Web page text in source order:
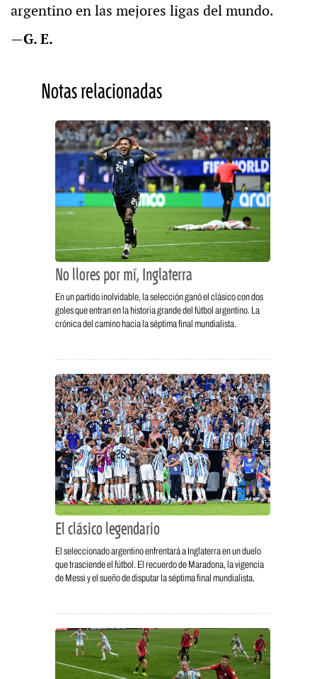
argentino en las mejores ligas del mundo.
—G. E.
Notas relacionadas
No llores por mí, Inglaterra
En un partido inolvidable, la selección ganó el clásico con dos
goles que entran en la historia grande del fútbol argentino. La
crónica del camino hacia la séptima final mundialista.
El clásico legendario
El seleccionado argentino enfrentará a Inglaterra en un duelo
que trasciende el fútbol. El recuerdo de Maradona, la vigencia
de Messi y el sueño de disputar la séptima final mundialista.